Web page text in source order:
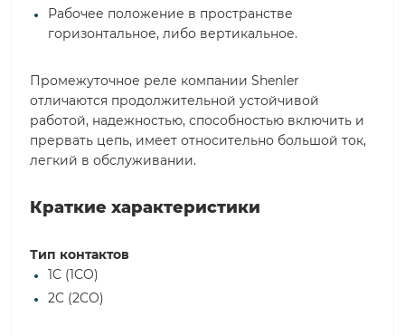
Рабочее положение в пространстве
горизонтальное, либо вертикальное.
Промежуточное реле компании Shenler
отличаются продолжительной устойчивой
работой, надежностью, способностью включить и
прервать цепь, имеет относительно большой ток,
легкий в обслуживании.
Краткие характеристики
Тип контактов
1C (1CO)
2C (2CO)